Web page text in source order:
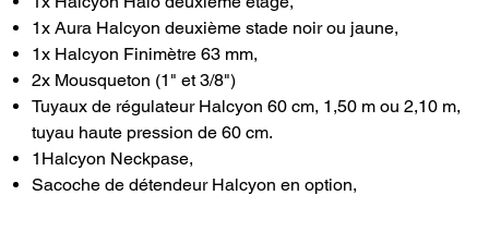
1x Aura Halcyon deuxième stade noir ou jaune,
1x Halcyon Finimètre 63 mm,
2x Mousqueton (1" et 3/8")
Tuyaux de régulateur Halcyon 60 cm, 1,50 m ou 2,10 m,
tuyau haute pression de 60 cm.
1Halcyon Neckpase,
Sacoche de détendeur Halcyon en option,